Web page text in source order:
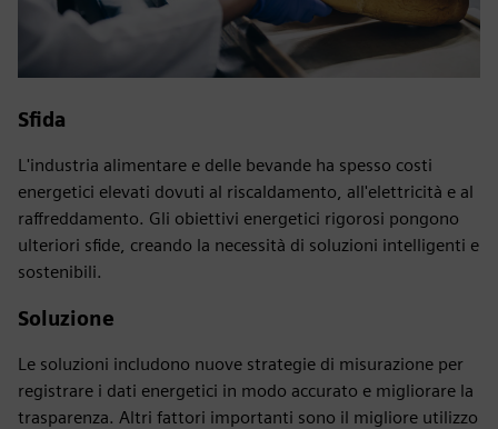
Sfida
L'industria alimentare e delle bevande ha spesso costi
energetici elevati dovuti al riscaldamento, all'elettricità e al
raffreddamento. Gli obiettivi energetici rigorosi pongono
ulteriori sfide, creando la necessità di soluzioni intelligenti e
sostenibili.
Soluzione
Le soluzioni includono nuove strategie di misurazione per
registrare i dati energetici in modo accurato e migliorare la
trasparenza. Altri fattori importanti sono il migliore utilizzo